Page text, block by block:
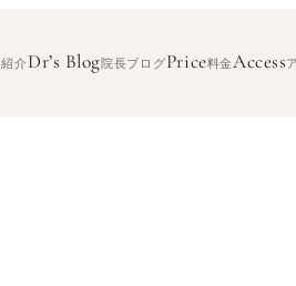
介Dr’s Blog院長ブログPrice料金Access